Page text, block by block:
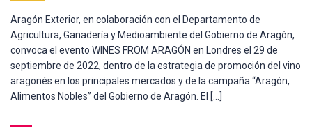
Aragón Exterior, en colaboración con el Departamento de
Agricultura, Ganadería y Medioambiente del Gobierno de Aragón,
convoca el evento WINES FROM ARAGÓN en Londres el 29 de
septiembre de 2022, dentro de la estrategia de promoción del vino
aragonés en los principales mercados y de la campaña “Aragón,
Alimentos Nobles” del Gobierno de Aragón. El […]